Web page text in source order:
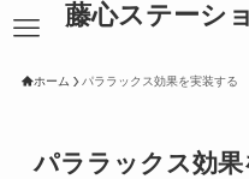
藤心ステーシ
ホーム パララックス効果を実装する
パララックス効果